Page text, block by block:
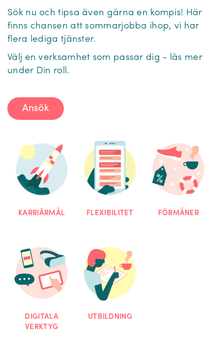
Sök nu och tipsa även gärna en kompis! Här
finns chansen att sommarjobba ihop, vi har
flera lediga tjänster.
Välj en verksamhet som passar dig - läs mer
under Din roll.
Ansök
KARRIÄRMÅL FLEXIBILITET FÖRMÅNER
DIGITALA
VERKTYG
UTBILDNING